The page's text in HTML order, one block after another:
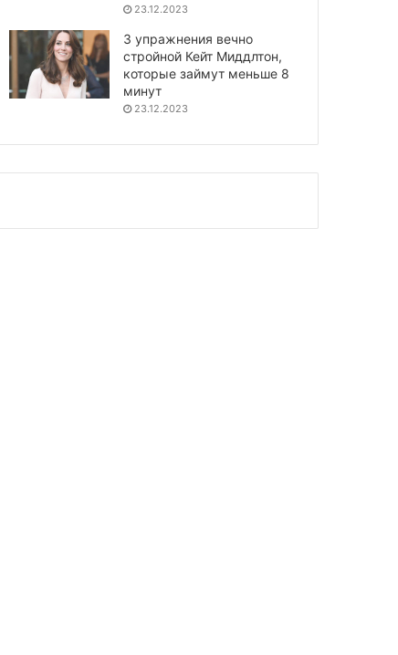
23.12.2023
3 упражнения вечно
стройной Кейт Миддлтон,
которые займут меньше 8
минут
23.12.2023